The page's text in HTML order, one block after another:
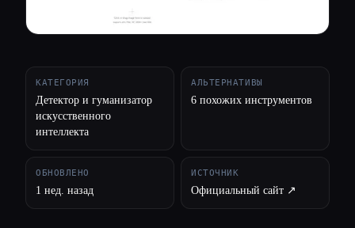
КАТЕГОРИЯ
Детектор и гуманизатор
искусственного
интеллекта
АЛЬТЕРНАТИВЫ
6 похожих инструментов
ОБНОВЛЕНО
1 нед. назад
ИСТОЧНИК
Официальный сайт ↗︎